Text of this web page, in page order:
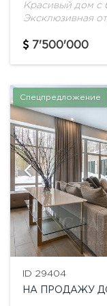
Красивый дом с
Эксклюзивная
персонала. Cпа
7'500'000
Спецпредложение
ID 29404
НА ПРОДАЖУ